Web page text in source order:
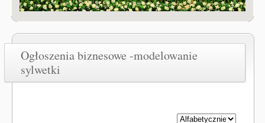
Ogłoszenia biznesowe -modelowanie
sylwetki